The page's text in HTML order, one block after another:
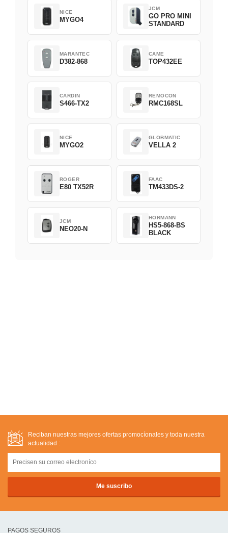
NICE
MYGO4
JCM
GO PRO MINI
STANDARD
MARANTEC
D382-868
CAME
TOP432EE
CARDIN
S466-TX2
REMOCON
RMC168SL
NICE
MYGO2
GLOBMATIC
VELLA 2
ROGER
E80 TX52R
FAAC
TM433DS-2
JCM
NEO20-N
HORMANN
HS5-868-BS
BLACK
Reciban nuestras mejores ofertas promocíonales y toda nuestra
actualidad :
PAGOS SEGUROS